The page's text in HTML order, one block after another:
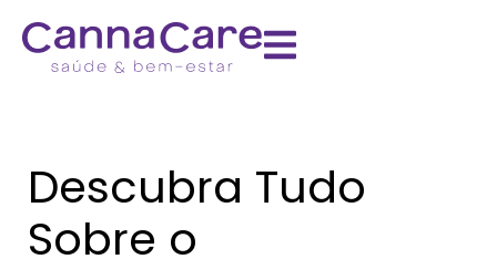
Descubra Tudo
Sobre o